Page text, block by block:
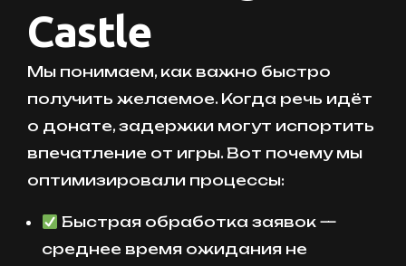
Castle
Мы понимаем, как важно быстро
получить желаемое. Когда речь идёт
о донате, задержки могут испортить
впечатление от игры. Вот почему мы
оптимизировали процессы:
Быстрая обработка заявок —
среднее время ожидания не